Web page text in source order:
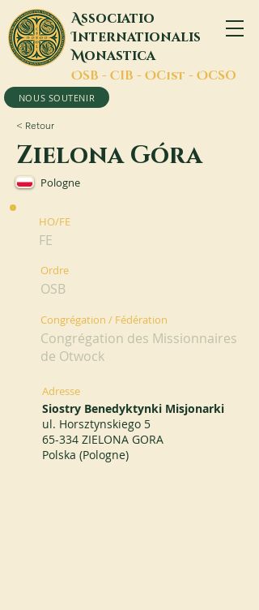
Associatio
Internationalis
Monastica
OSB - CIB - OCist - OCSO
NOUS SOUTENIR
< Retour
Zielona Góra
Pologne
HO/FE
FE
Ordre
OSB
Congrégation / Fédération
Congrégation des Missionnaires
de Otwock
Adresse
Siostry Benedyktynki Misjonarki
ul. Horsztynskiego 5
65-334 ZIELONA GORA
Polska (Pologne)